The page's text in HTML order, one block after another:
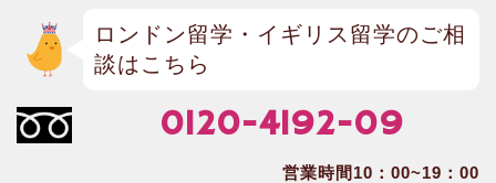
ロンドン留学・イギリス留学のご相
談はこちら
0120-4192-09
営業時間10：00~19：00